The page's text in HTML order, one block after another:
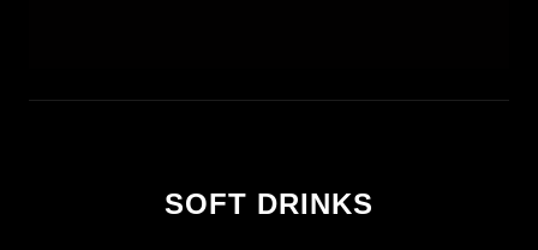
SOFT DRINKS